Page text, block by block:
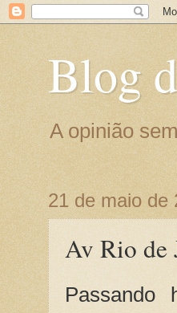
Blog
A opinião
21 de maio de
Av Rio de
Passando